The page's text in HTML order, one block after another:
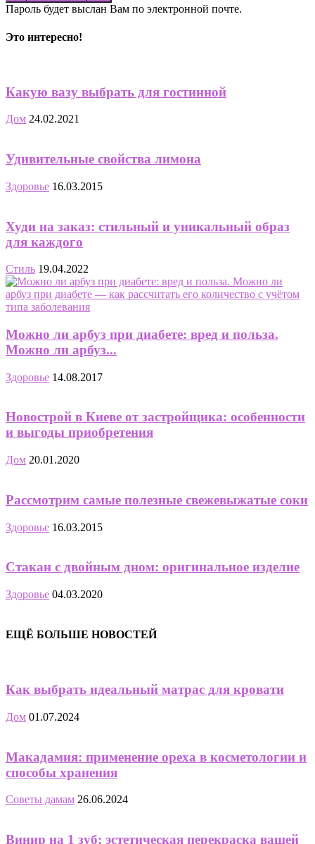
Пароль будет выслан Вам по электронной почте.
Это интересно!
Какую вазу выбрать для гостинной
Дом 24.02.2021
Удивительные свойства лимона
Здоровье 16.03.2015
Худи на заказ: стильный и уникальный образ
для каждого
Стиль 19.04.2022
Можно ли арбуз при диабете: вред и польза.
Можно ли арбуз...
Здоровье 14.08.2017
Новострой в Киеве от застройщика: особенности
и выгоды приобретения
Дом 20.01.2020
Рассмотрим самые полезные свежевыжатые соки
Здоровье 16.03.2015
Стакан с двойным дном: оригинальное изделие
Здоровье 04.03.2020
ЕЩЁ БОЛЬШЕ НОВОСТЕЙ
Как выбрать идеальный матрас для кровати
Дом 01.07.2024
Макадамия: применение ореха в косметологии и
способы хранения
Советы дамам 26.06.2024
Винир на 1 зуб: эстетическая перекраска вашей